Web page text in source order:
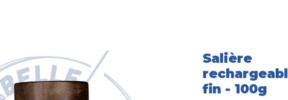
Salière
fin - 100g